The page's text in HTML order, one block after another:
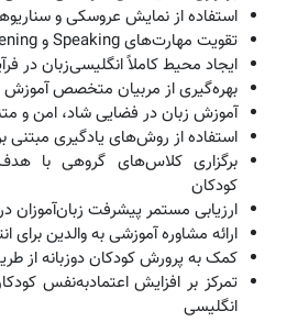
استفاده از نمایش عروسکی و
تقویت مهارت‌های Speaking و Listening از سنین پایین
ایجاد محیط کاملاً انگلیسی‌زبان در
بهره‌گیری از مربیان متخصص آموزش
آموزش زبان در فضایی شاد، امن و
استفاده از روش‌های یادگیری مبتنی
برگزاری کلاس‌های گروهی با
کودکان
ارزیابی مستمر پیشرفت زبان‌آموزان
ارائه مشاوره آموزشی به والدین
کمک به پرورش کودکان دوزبانه از
تمرکز بر افزایش اعتمادبه‌نفس
انگلیسی